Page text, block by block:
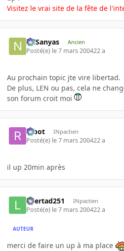
Visitez le vrai site de la fête de
NilSanyas Ancien
Posté(e) le 7 mars 200422 a
Au prochain topic jte vire libertad.
De plus, LEN ou pas, cela ne
son forum croit moi
rabot INpactien
Posté(e) le 7 mars 200422 a
il up 20min après
libertad251 INpactien
Posté(e) le 7 mars 200422 a
AUTEUR
merci de faire un up à ma place